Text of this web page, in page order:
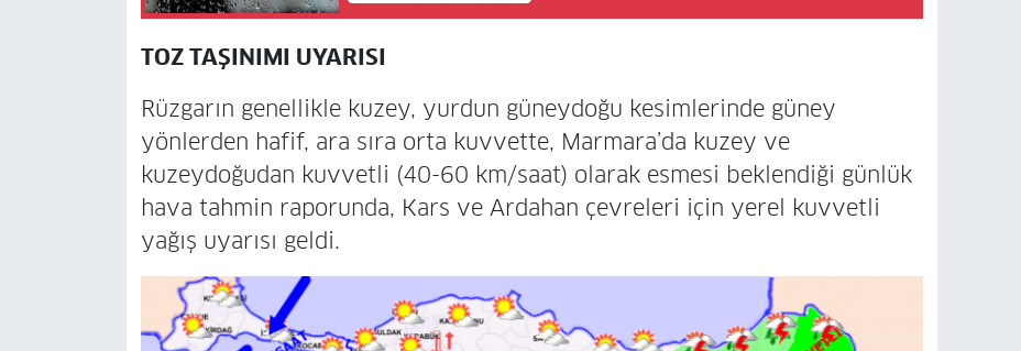
TOZ TAŞINIMI UYARISI
Rüzgarın genellikle kuzey, yurdun güneydoğu kesimlerinde güney
yönlerden hafif, ara sıra orta kuvvette, Marmara’da kuzey ve
kuzeydoğudan kuvvetli (40-60 km/saat) olarak esmesi beklendiği günlük
hava tahmin raporunda, Kars ve Ardahan çevreleri için yerel kuvvetli
yağış uyarısı geldi.